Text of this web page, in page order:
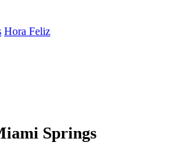
Hora Feliz
Springs